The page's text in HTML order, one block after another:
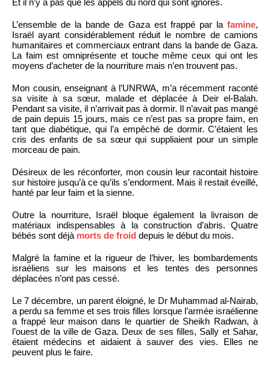
L’ensemble de la bande de Gaza est frappé par la famine,
Israël ayant considérablement réduit le nombre de camions
humanitaires et commerciaux entrant dans la bande de Gaza.
La faim est omniprésente et touche même ceux qui ont les
moyens d’acheter de la nourriture mais n’en trouvent pas.
Mon cousin, enseignant à l’UNRWA, m’a récemment raconté
sa visite à sa sœur, malade et déplacée à Deir el-Balah.
Pendant sa visite, il n’arrivait pas à dormir. Il n’avait pas mangé
de pain depuis 15 jours, mais ce n’est pas sa propre faim, en
tant que diabétique, qui l’a empêché de dormir. C’étaient les
cris des enfants de sa sœur qui suppliaient pour un simple
morceau de pain.
Désireux de les réconforter, mon cousin leur racontait histoire
sur histoire jusqu’à ce qu’ils s’endorment. Mais il restait éveillé,
hanté par leur faim et la sienne.
Outre la nourriture, Israël bloque également la livraison de
matériaux indispensables à la construction d’abris. Quatre
bébés sont déjà morts de froid depuis le début du mois.
Malgré la famine et la rigueur de l’hiver, les bombardements
israéliens sur les maisons et les tentes des personnes
déplacées n’ont pas cessé.
Le 7 décembre, un parent éloigné, le Dr Muhammad al-Nairab,
a perdu sa femme et ses trois filles lorsque l’armée israélienne
a frappé leur maison dans le quartier de Sheikh Radwan, à
l’ouest de la ville de Gaza. Deux de ses filles, Sally et Sahar,
étaient médecins et aidaient à sauver des vies. Elles ne
peuvent plus le faire.